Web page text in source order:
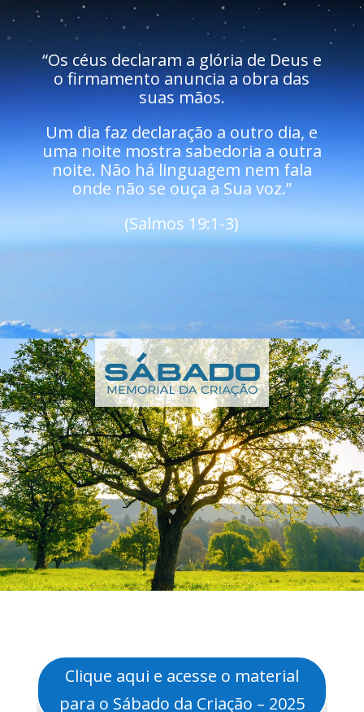
“Os céus declaram a glória de Deus e
o firmamento anuncia a obra das
suas mãos.
Um dia faz declaração a outro dia, e
uma noite mostra sabedoria a outra
noite. Não há linguagem nem fala
onde não se ouça a Sua voz.”
(Salmos 19:1-3)
Clique aqui e acesse o material
para o Sábado da Criação – 2025